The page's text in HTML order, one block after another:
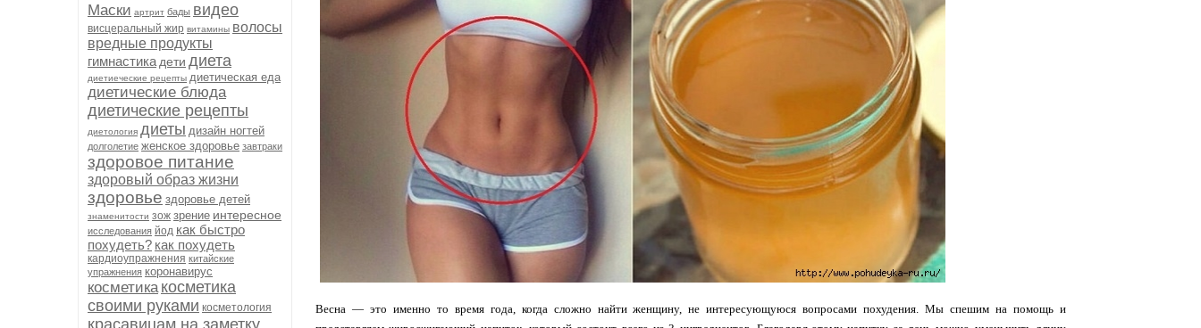
Маски артрит бады видео
висцеральный жир витамины волосы
вредные продукты
гимнастика дети диета
диетиеческие рецепты диетическая еда
диетические блюда
диетические рецепты
диетология диеты дизайн ногтей
долголетие женское здоровье завтраки
здоровое питание
здоровый образ жизни
здоровье здоровье детей
знаменитости зож зрение интересное
исследования йод как быстро
похудеть? как похудеть
кардиоупражнения китайские
упражнения коронавирус
косметика косметика
своими руками косметология
красавицам на заметку
Весна — это именно то время года, когда сложно найти женщину, не интересующуюся вопросами похудения. Мы спешим на помощь и